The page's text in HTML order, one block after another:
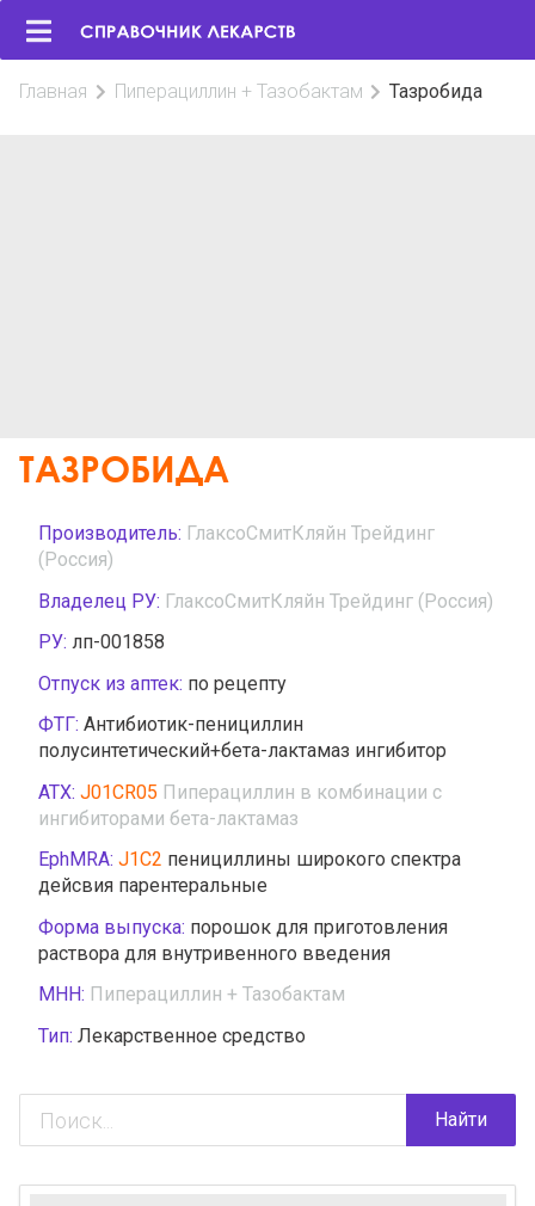
Главная Пиперациллин + Тазобактам Тазробида
ТАЗРОБИДА
Производитель: ГлаксоСмитКляйн Трейдинг
(Россия)
Владелец РУ: ГлаксоСмитКляйн Трейдинг (Россия)
РУ: лп-001858
Отпуск из аптек: по рецепту
ФТГ: Антибиотик-пенициллин
полусинтетический+бета-лактамаз ингибитор
АТХ: J01CR05 Пиперациллин в комбинации с
ингибиторами бета-лактамаз
EphMRA: J1C2 пенициллины широкого спектра
дейсвия парентеральные
Форма выпуска: порошок для приготовления
раствора для внутривенного введения
МНН: Пиперациллин + Тазобактам
Тип: Лекарственное средство
Найти